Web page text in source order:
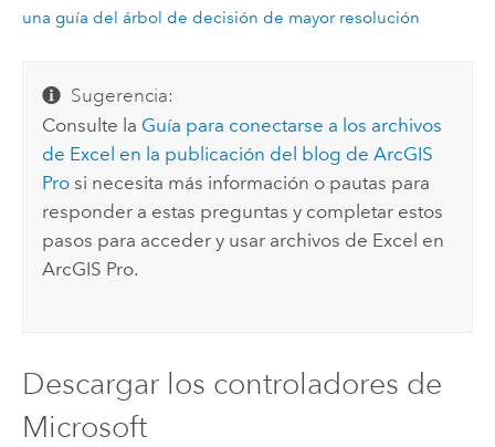
una guía del árbol de decisión de mayor resolución
Sugerencia:
Consulte la Guía para conectarse a los archivos
de Excel en la publicación del blog deArcGIS
Pro si necesita más información o pautas para
responder a estas preguntas y completar estos
pasos para acceder y usar archivos de Excel en
ArcGIS Pro.
Descargar los controladores de
Microsoft